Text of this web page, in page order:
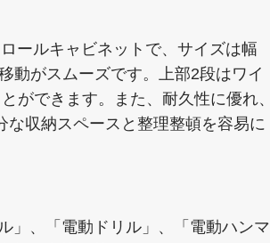
ールキャビネットで、サイズは幅
動がスムーズです。上部2段はワイ
ができます。また、耐久性に優れ、
収納スペースと整理整頓を容易に
」、「電動ドリル」、「電動ハンマ